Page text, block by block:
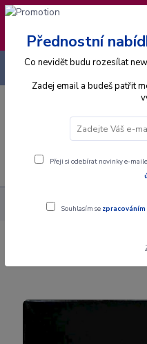
❣️ Od 4.8. do 13.8.
expedice
+420 725 736 293
Alba Gramodesky U2 -
U2 - Rattle And
Přednostní
Co nevidět budu rozesílat
Zadej email a budeš patřit
Přeji si odebírat novinky e-
Souhlasím se